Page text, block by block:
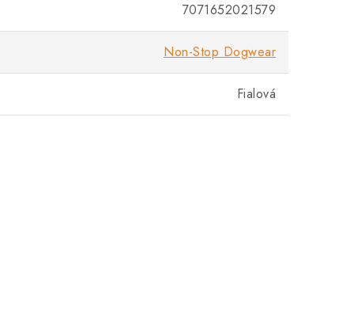
7071652021579
Non-Stop Dogwear
Fialová